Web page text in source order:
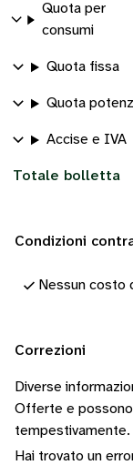
Quota per
consumi
Quota fissa
Quota
Accise e IVA
Totale bolletta
Condizioni
Nessun costo
Correzioni
Diverse
Offerte e
tempestivamente.
Hai trovato un